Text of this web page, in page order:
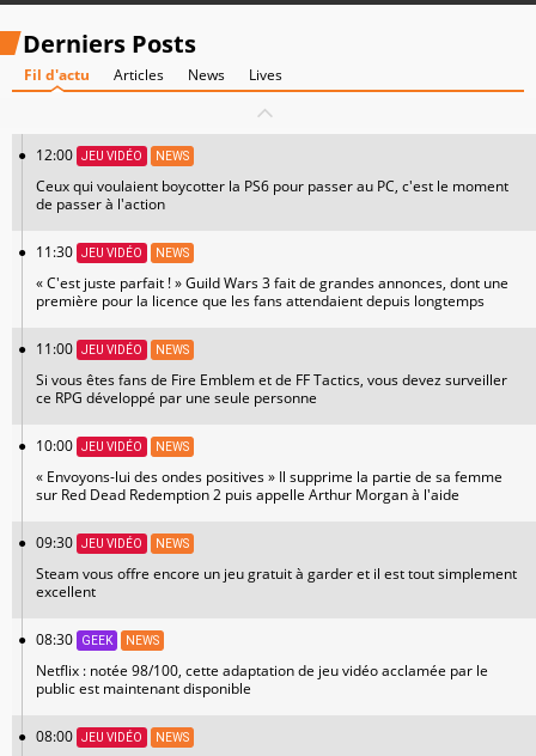
Derniers Posts
Fil d'actu Articles News Lives
12:00 JEU VIDÉO NEWS
Ceux qui voulaient boycotter la PS6 pour passer au PC, c'est le moment
de passer à l'action
11:30 JEU VIDÉO NEWS
« C'est juste parfait ! » Guild Wars 3 fait de grandes annonces, dont une
première pour la licence que les fans attendaient depuis longtemps
11:00 JEU VIDÉO NEWS
Si vous êtes fans de Fire Emblem et de FF Tactics, vous devez surveiller
ce RPG développé par une seule personne
10:00 JEU VIDÉO NEWS
« Envoyons-lui des ondes positives » Il supprime la partie de sa femme
sur Red Dead Redemption 2 puis appelle Arthur Morgan à l'aide
09:30 JEU VIDÉO NEWS
Steam vous offre encore un jeu gratuit à garder et il est tout simplement
excellent
08:30 GEEK NEWS
Netflix : notée 98/100, cette adaptation de jeu vidéo acclamée par le
public est maintenant disponible
08:00 JEU VIDÉO NEWS